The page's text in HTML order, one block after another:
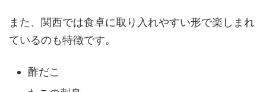
また、関西では食卓に取り入れやすい形で楽しまれ
ているのも特徴です。
酢だこ